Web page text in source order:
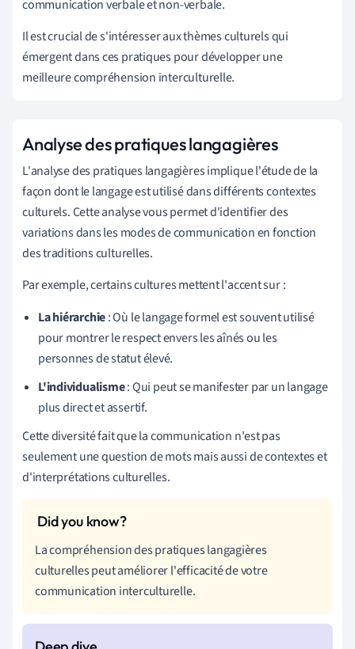
communication verbale et non-verbale.
Il est crucial de s'intéresser aux thèmes culturels qui
émergent dans ces pratiques pour développer une
meilleure compréhension interculturelle.
Analyse des pratiques langagières
L'analyse des pratiques langagières implique l'étude de la
façon dont le langage est utilisé dans différents contextes
culturels. Cette analyse vous permet d'identifier des
variations dans les modes de communication en fonction
des traditions culturelles.
Par exemple, certains cultures mettent l'accent sur :
La hiérarchie: Où le langage formel est souvent utilisé
pour montrer le respect envers les aînés ou les
personnes de statut élevé.
L'individualisme: Qui peut se manifester par un langage
plus direct et assertif.
Cette diversité fait que la communication n'est pas
seulement une question de mots mais aussi de contextes et
d'interprétations culturelles.
La compréhension des pratiques langagières
culturelles peut améliorer l'efficacité de votre
communication interculturelle.